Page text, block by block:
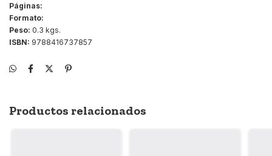
Páginas:
Formato:
Peso: 0.3 kgs.
ISBN: 9788416737857
Productos relacionados